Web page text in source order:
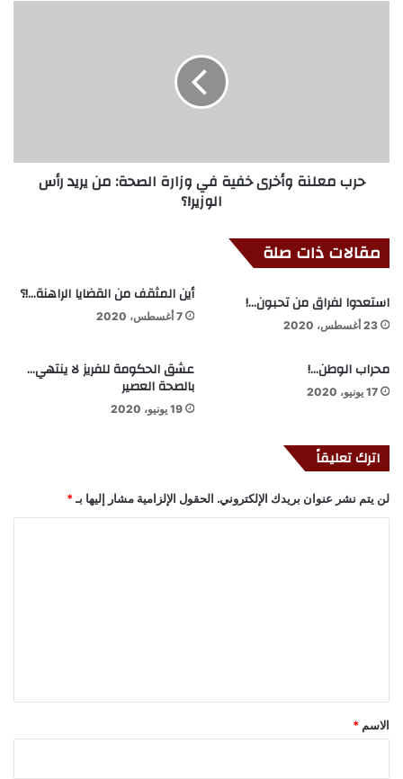
حرب معلنة وأخرى خفية في وزارة الصحة: من يريد رأس
الوزير!؟
مقالات ذات صلة
استعدوا لفراق من تحبون…!
23 أغسطس، 2020
أين المثقف من القضايا الراهنة…!؟
7 أغسطس، 2020
محراب الوطن…!
17 يونيو، 2020
عشق الحكومة للفريز لا ينتهي…
بالصحة العصير
19 يونيو، 2020
اترك تعليقاً
لن يتم نشر عنوان بريدك الإلكتروني. الحقول الإلزامية مشار إليها بـ *
*
الاسم *